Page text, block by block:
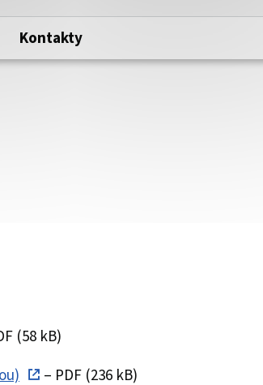
stránku. Zabezpečená stránka
domény webového sídla.
Kontakty
(58 kB)
– PDF (236 kB)